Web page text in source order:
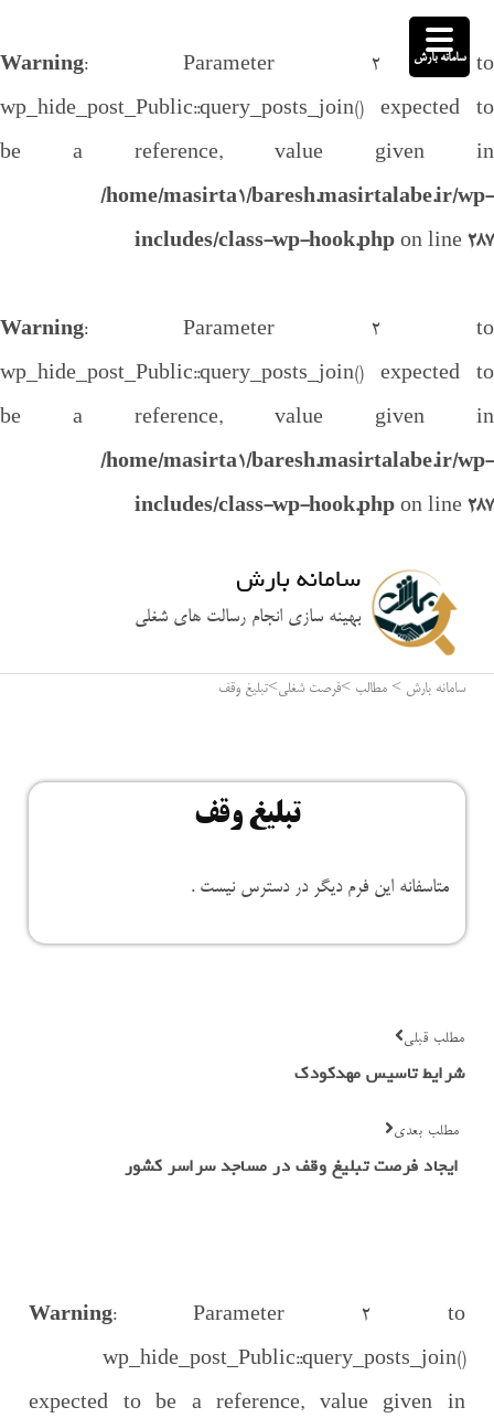
Warning: Parameter 2 to
wp_hide_post_Public::query_posts_join() expected to
be a reference, value given in
/home/masirta1/baresh.masirtalabe.ir/wp-
includes/class-wp-hook.php on line 287
Warning: Parameter 2 to
wp_hide_post_Public::query_posts_join() expected to
be a reference, value given in
/home/masirta1/baresh.masirtalabe.ir/wp-
includes/class-wp-hook.php on line 287
سامانه بارش
بهینه سازی انجام رسالت های شغلی
سامانه بارش > مطالب >فرصت شغلی>تبلیغ وقف
تبلیغ وقف
متاسفانه این فرم دیگر در دسترس نیست .
مطلب قبلی
شرایط تاسیس مهدکودک
مطلب بعدی
ایجاد فرصت تبلیغ وقف در مساجد سراسر کشور
Warning: Parameter 2 to
wp_hide_post_Public::query_posts_join()
expected to be a reference, value given in
سامانه بارش